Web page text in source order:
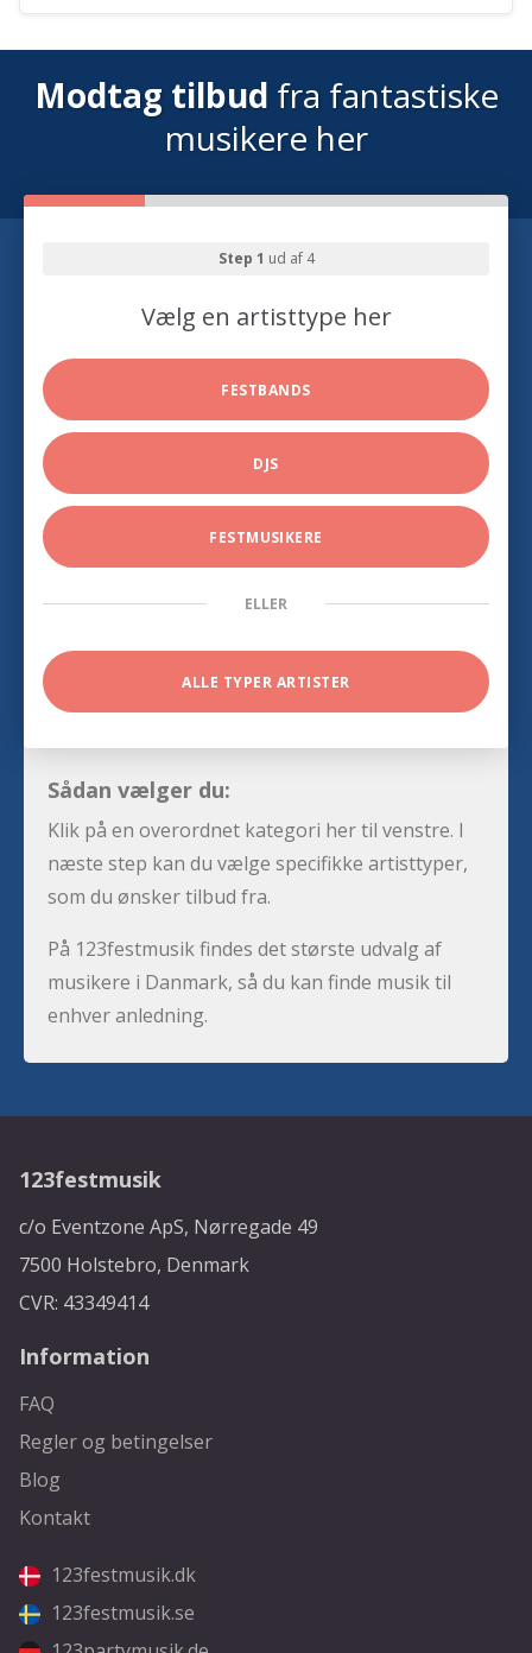
Modtag tilbud fra fantastiske
musikere her
Step 1 ud af 4
Vælg en artisttype her
FESTBANDS
DJS
FESTMUSIKERE
ELLER
ALLE TYPER ARTISTER
Sådan vælger du:
Klik på en overordnet kategori her til venstre. I
næste step kan du vælge specifikke artisttyper,
som du ønsker tilbud fra.
På 123festmusik findes det største udvalg af
musikere i Danmark, så du kan finde musik til
enhver anledning.
123festmusik
c/o Eventzone ApS, Nørregade 49
7500 Holstebro, Denmark
CVR: 43349414
Information
FAQ
Regler og betingelser
Blog
Kontakt
123festmusik.dk
123festmusik.se